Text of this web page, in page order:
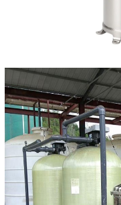
Kiến Thức Chia sẻ
Tư Vấn Giải Pháp
Tìm kiếm: